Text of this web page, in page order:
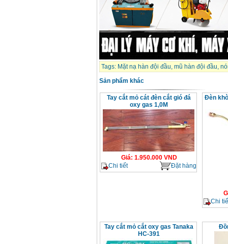
Tags: Mặt nạ hàn đội đầu, mũ hàn đội đầu,
Sản phẩm khác
Tay cắt mỏ cát đèn cắt gió đá
oxy gas 1,0M
Giá: 1.950.000VND
Chi tiết
Đặt hàng
Đèn
Chi
Tay cắt mỏ cắt oxy gas Tanaka
HC-391